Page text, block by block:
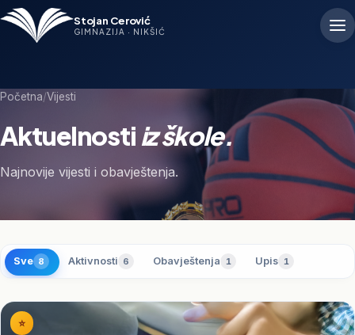
Stojan Cerović
GIMNAZIJA · NIKŠIĆ
Početna/Vijesti
Aktuelnosti iz škole.
Najnovije vijesti i obavještenja.
Sve 8 Aktivnosti 6 Obavještenja 1 Upis 1
⭐